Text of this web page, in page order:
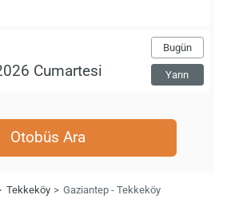
Bugün
Yarın
Otobüs Ara
Tekkeköy Gaziantep - Tekkeköy